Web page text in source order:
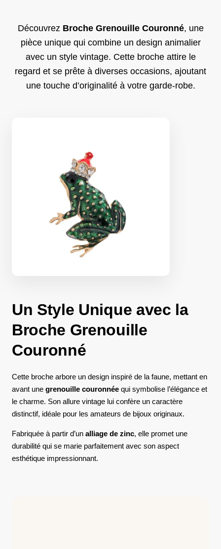
Découvrez Broche Grenouille Couronné, une
pièce unique qui combine un design animalier
avec un style vintage. Cette broche attire le
regard et se prête à diverses occasions, ajoutant
une touche d’originalité à votre garde-robe.
Un Style Unique avec la
Broche Grenouille
Couronné
Cette broche arbore un design inspiré de la faune, mettant en
avant une grenouille couronnée qui symbolise l’élégance et
le charme. Son allure vintage lui confère un caractère
distinctif, idéale pour les amateurs de bijoux originaux.
Fabriquée à partir d’un alliage de zinc, elle promet une
durabilité qui se marie parfaitement avec son aspect
esthétique impressionnant.